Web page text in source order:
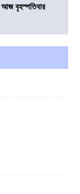
আজ বৃহস্পতিবার